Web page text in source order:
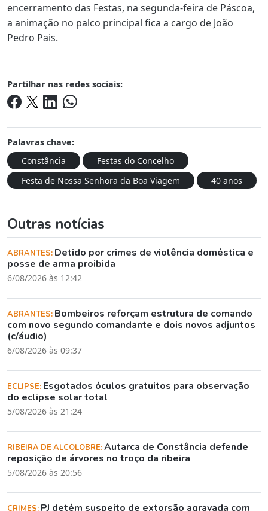
encerramento das Festas, na segunda-feira de Páscoa,
a animação no palco principal fica a cargo de João
Pedro Pais.
Partilhar nas redes sociais:
Palavras chave:
Constância
Festas do Concelho
Festa de Nossa Senhora da Boa Viagem
40 anos
Outras notícias
ABRANTES: Detido por crimes de violência doméstica e
posse de arma proibida
6/08/2026 às 12:42
ABRANTES: Bombeiros reforçam estrutura de comando
com novo segundo comandante e dois novos adjuntos
(c/áudio)
6/08/2026 às 09:37
ECLIPSE: Esgotados óculos gratuitos para observação
do eclipse solar total
5/08/2026 às 21:24
RIBEIRA DE ALCOLOBRE:Autarca de Constância defende
reposição de árvores no troço da ribeira
5/08/2026 às 20:56
PJ detém suspeito de extorsão agravada com